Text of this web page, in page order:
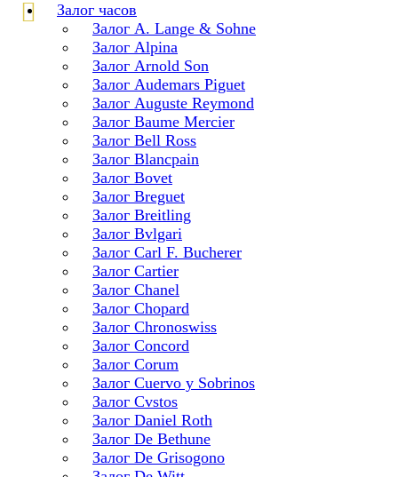
Залог часов
Залог A. Lange & Sohne
Залог Alpina
Залог Arnold Son
Залог Audemars Piguet
Залог Auguste Reymond
Залог Baume Mercier
Залог Bell Ross
Залог Blancpain
Залог Bovet
Залог Breguet
Залог Breitling
Залог Bvlgari
Залог Carl F. Bucherer
Залог Cartier
Залог Chanel
Залог Chopard
Залог Chronoswiss
Залог Concord
Залог Corum
Залог Cuervo y Sobrinos
Залог Cvstos
Залог Daniel Roth
Залог De Bethune
Залог De Grisogono